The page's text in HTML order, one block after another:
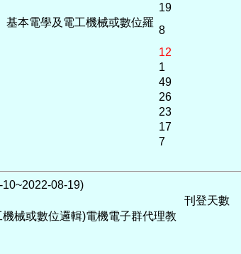
19
基本電學及電工機械或數位羅
8
12
1
49
26
23
17
7
08-19)
刊登天數
械或數位邏輯)電機電子群代理教